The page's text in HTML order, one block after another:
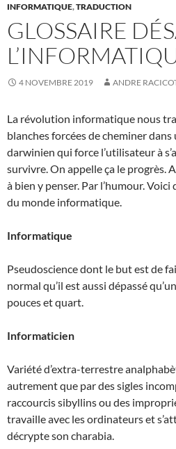
INFORMATIQUE,TRADUCTION
GLOSSAIRE
4 NOVEMBRE 2019 ANDRE
La révolution informatique nous
blanches forcées de cheminer
darwinien qui force l’utilisateur à
survivre. On appelle ça le progrès.
à bien y penser. Par l’humour.
du monde informatique.
Informatique
Pseudoscience dont le but est de
normal qu’il est aussi dépassé
pouces et quart.
Informaticien
Variété d’extra-terrestre
autrement que par des sigles
raccourcis sibyllins ou des
travaille avec les ordinateurs et
décrypte son charabia.